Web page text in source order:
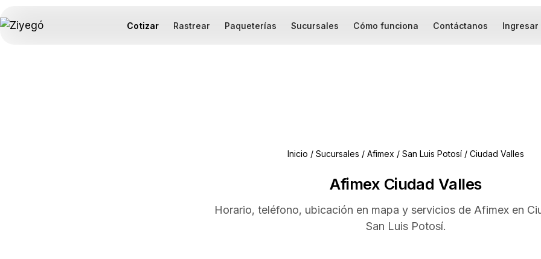
Cotizar Rastrear Paqueterías Sucursales Cómo funciona Contáctanos Ingresar
Inicio / Sucursales / Afimex / San Luis Potosí / Ciudad Valles
Afimex Ciudad Valles
Horario, teléfono, ubicación en mapa y servicios de Afimex en
San Luis Potosí.